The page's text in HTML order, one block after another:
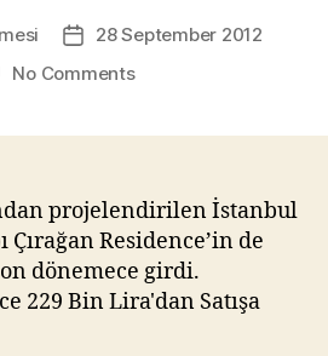
Post28 September 2012
No Commentson
Lira’dan
Satışa
Çıktı
projelendirilen İstanbul
Çırağan Residence’in de
dönemece girdi.